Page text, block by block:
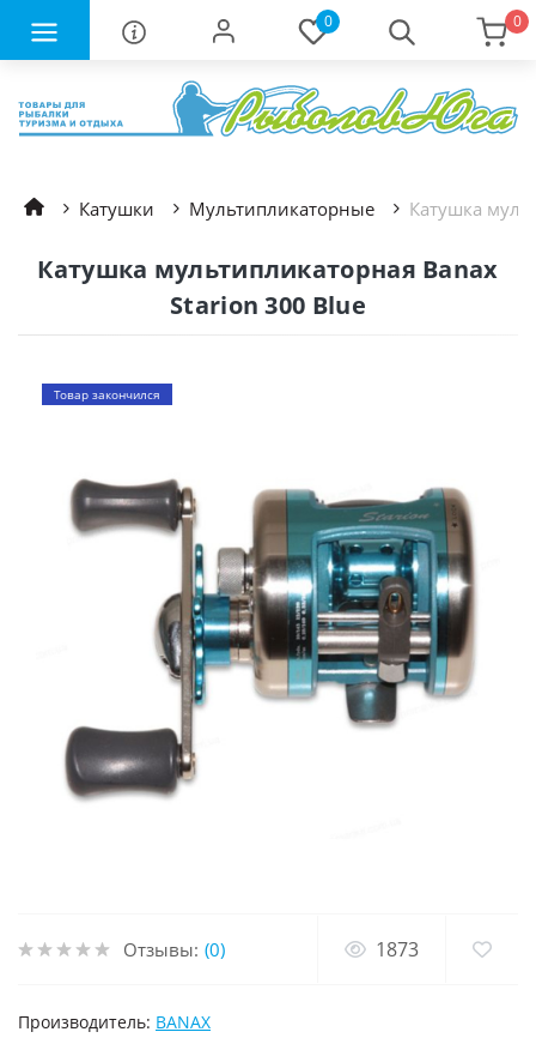
0 0
Катушки Мультипликаторные Катушка
Катушка мультипликаторная Banax
Starion 300 Blue
Товар закончился
Отзывы: (0) 1873
Производитель: BANAX